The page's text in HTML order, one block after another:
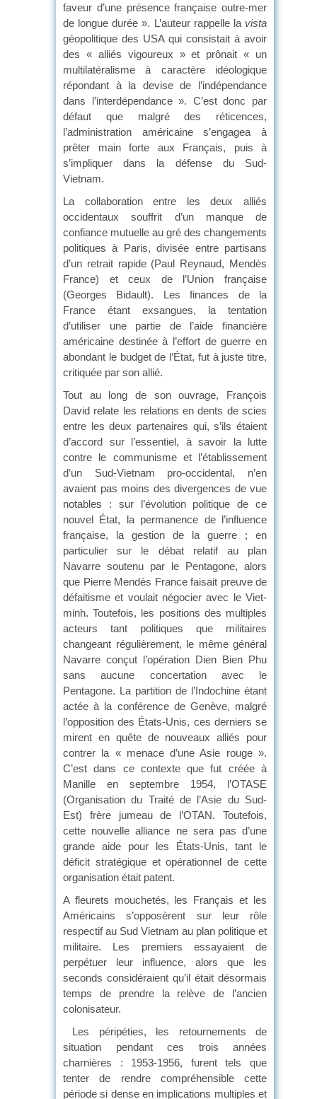
faveur d’une présence française outre-mer
de longue durée ». L’auteur rappelle la vista
géopolitique des USA qui consistait à avoir
des « alliés vigoureux » et prônait « un
multilatéralisme à caractère idéologique
répondant à la devise de l’indépendance
dans l’interdépendance ». C’est donc par
défaut que malgré des réticences,
l’administration américaine s’engagea à
prêter main forte aux Français, puis à
s’impliquer dans la défense du Sud-
Vietnam.
La collaboration entre les deux alliés
occidentaux souffrit d’un manque de
confiance mutuelle au gré des changements
politiques à Paris, divisée entre partisans
d’un retrait rapide (Paul Reynaud, Mendès
France) et ceux de l’Union française
(Georges Bidault). Les finances de la
France étant exsangues, la tentation
d’utiliser une partie de l’aide financière
américaine destinée à l’effort de guerre en
abondant le budget de l’État, fut à juste titre,
critiquée par son allié.
Tout au long de son ouvrage, François
David relate les relations en dents de scies
entre les deux partenaires qui, s’ils étaient
d’accord sur l’essentiel, à savoir la lutte
contre le communisme et l’établissement
d’un Sud-Vietnam pro-occidental, n’en
avaient pas moins des divergences de vue
notables : sur l’évolution politique de ce
nouvel État, la permanence de l’influence
française, la gestion de la guerre ; en
particulier sur le débat relatif au plan
Navarre soutenu par le Pentagone, alors
que Pierre Mendès France faisait preuve de
défaitisme et voulait négocier avec le Viet-
minh. Toutefois, les positions des multiples
acteurs tant politiques que militaires
changeant régulièrement, le même général
Navarre conçut l’opération Dien Bien Phu
sans aucune concertation avec le
Pentagone. La partition de l’Indochine étant
actée à la conférence de Genève, malgré
l’opposition des États-Unis, ces derniers se
mirent en quête de nouveaux alliés pour
contrer la « menace d’une Asie rouge ».
C’est dans ce contexte que fut créée à
Manille en septembre 1954, l’OTASE
(Organisation du Traité de l’Asie du Sud-
Est) frère jumeau de l’OTAN. Toutefois,
cette nouvelle alliance ne sera pas d’une
grande aide pour les États-Unis, tant le
déficit stratégique et opérationnel de cette
organisation était patent.
A fleurets mouchetés, les Français et les
Américains s’opposèrent sur leur rôle
respectif au Sud Vietnam au plan politique et
militaire. Les premiers essayaient de
perpétuer leur influence, alors que les
seconds considéraient qu’il était désormais
temps de prendre la relève de l’ancien
colonisateur.
Les péripéties, les retournements de
situation pendant ces trois années
charnières : 1953-1956, furent tels que
tenter de rendre compréhensible cette
période si dense en implications multiples et